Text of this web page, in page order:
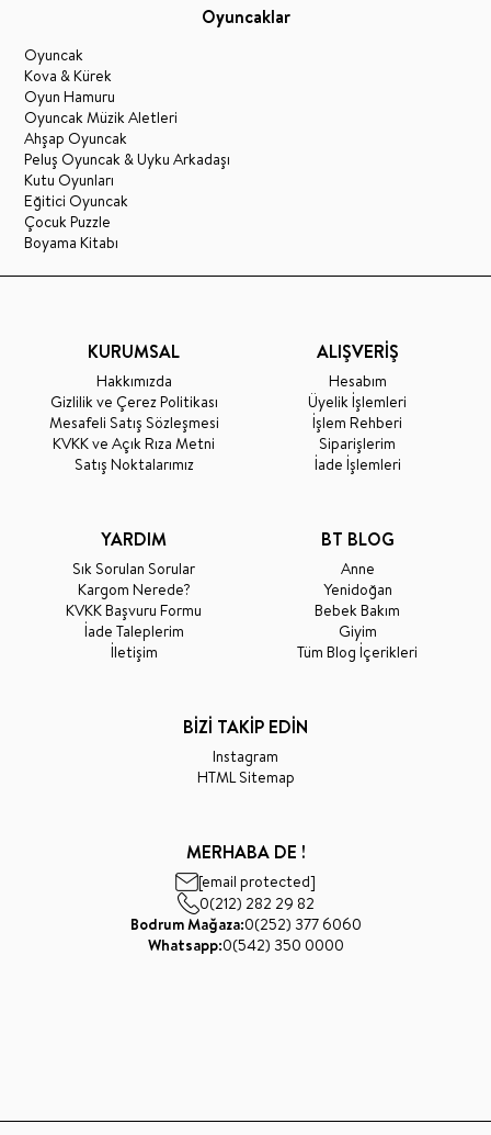
Oyuncaklar
Oyuncak
Kova & Kürek
Oyun Hamuru
Oyuncak Müzik Aletleri
Ahşap Oyuncak
Peluş Oyuncak & Uyku Arkadaşı
Kutu Oyunları
Eğitici Oyuncak
Çocuk Puzzle
Boyama Kitabı
KURUMSAL
Hakkımızda
Gizlilik ve Çerez Politikası
Mesafeli Satış Sözleşmesi
KVKK ve Açık Rıza Metni
Satış Noktalarımız
ALIŞVERİŞ
Hesabım
Üyelik İşlemleri
İşlem Rehberi
Siparişlerim
İade İşlemleri
YARDIM
Sık Sorulan Sorular
Kargom Nerede?
KVKK Başvuru Formu
İade Taleplerim
İletişim
BT BLOG
Anne
Yenidoğan
Bebek Bakım
Giyim
Tüm Blog İçerikleri
BİZİ TAKİP EDİN
Instagram
HTML Sitemap
MERHABA DE !
[email protected]
0(212) 282 29 82
Bodrum Mağaza:0(252) 377 6060
Whatsapp:0(542) 350 0000